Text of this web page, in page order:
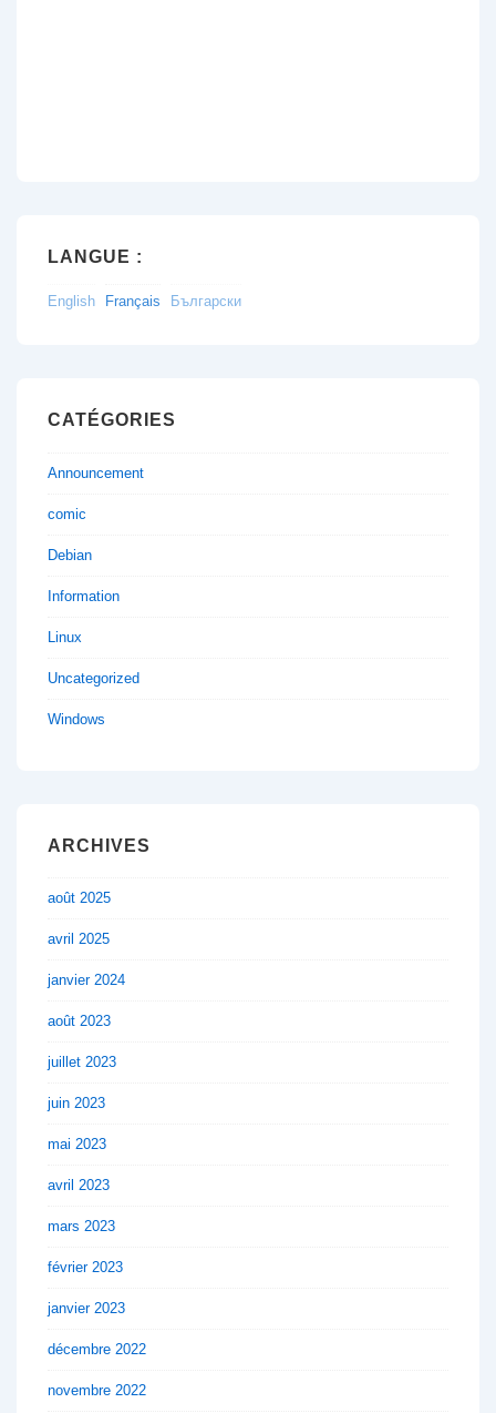
LANGUE :
English Français Български
CATÉGORIES
Announcement
comic
Debian
Information
Linux
Uncategorized
Windows
ARCHIVES
août 2025
avril 2025
janvier 2024
août 2023
juillet 2023
juin 2023
mai 2023
avril 2023
mars 2023
février 2023
janvier 2023
décembre 2022
novembre 2022